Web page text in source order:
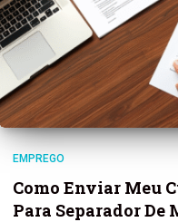
EMPREGO
Como Enviar Meu
Para Separador De